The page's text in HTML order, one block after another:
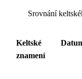
Srovnání
Keltské
znamení